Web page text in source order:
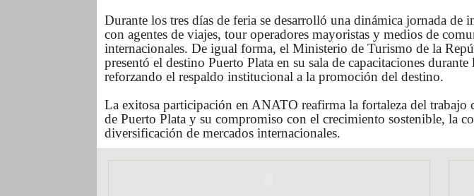
Durante los tres días de feria se desarrolló una dinámica jornada de
con agentes de viajes, tour operadores mayoristas y medios de
internacionales. De igual forma, el Ministerio de Turismo de la
presentó el destino Puerto Plata en su sala de capacitaciones
reforzando el respaldo institucional a la promoción del destino.
La exitosa participación en ANATO reafirma la fortaleza del
de Puerto Plata y su compromiso con el crecimiento sostenible, la
diversificación de mercados internacionales.